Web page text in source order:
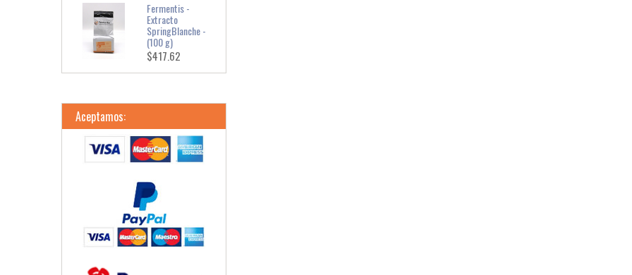
Fermentis -
Extracto
SpringBlanche -
(100 g)
$417.62
Aceptamos: